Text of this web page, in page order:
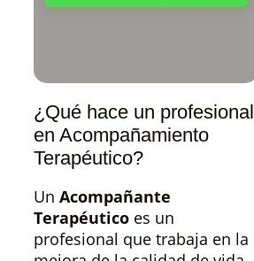
¿Qué hace un profesional
en Acompañamiento
Terapéutico?
Un Acompañante
Terapéutico es un
profesional que trabaja en la